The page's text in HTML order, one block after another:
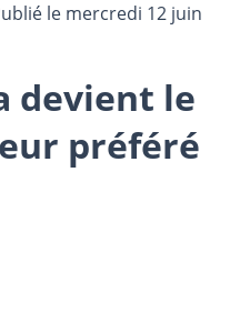
le mercredi 12 juin
devient le
préféré